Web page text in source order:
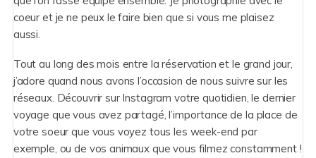
coeur et je ne peux le faire bien que si vous me plaisez
aussi.
Tout au long des mois entre la réservation et le grand jour,
j’adore quand nous avons l’occasion de nous suivre sur les
réseaux. Découvrir sur Instagram votre quotidien, le dernier
voyage que vous avez partagé, l’importance de la place de
votre soeur que vous voyez tous les week-end par
exemple, ou de vos animaux que vous filmez constamment !